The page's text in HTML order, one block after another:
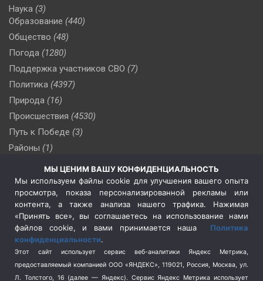
Наука (3)
Образование (440)
Общество (48)
Погода (1280)
Поддержка участников СВО (7)
Политика (4397)
Природа (16)
Происшествия (4530)
Путь к Победе (3)
Районы (1)
(510)
Сельское хозяйство (3)
Социальная политика
(3)
Спецоперация в Украине
Спецоперация на Украине
(404)
Спорт (740)
Терроризм (1)
МЫ ЦЕНИМ ВАШУ КОНФИДЕНЦИАЛЬНОСТЬ
Мы используем файлы cookie для улучшения вашего опыта
просмотра, показа персонализированной рекламы или
контента, а также анализа нашего трафика. Нажимая
«Принять все», вы соглашаетесь на использование нами
файлов cookie, и вами принимается наша Политика
конфиденциальности.
Этот сайт использует сервис веб-аналитики Яндекс Метрика,
предоставляемый компанией ООО «ЯНДЕКС», 119021, Россия, Москва, ул.
Л. Толстого, 16 (далее — Яндекс). Сервис Яндекс Метрика использует